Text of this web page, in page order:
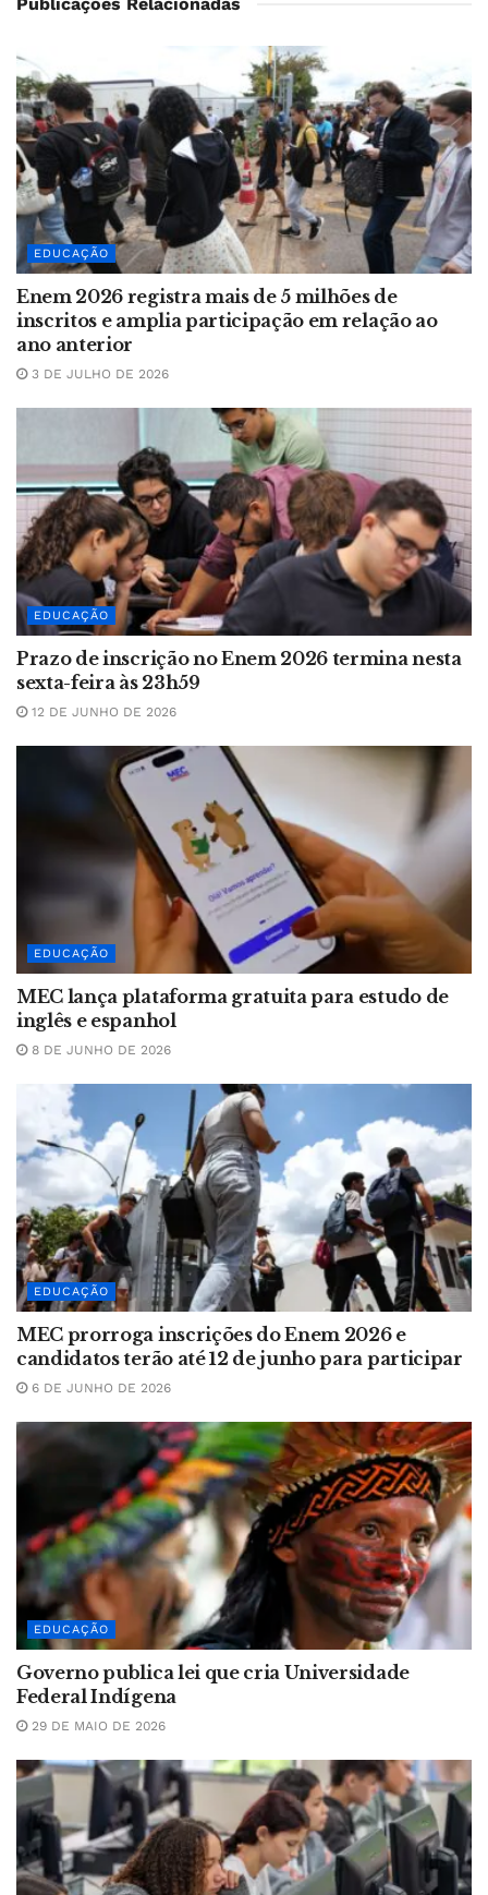
Publicações Relacionadas
EDUCAÇÃO
Enem 2026 registra mais de 5 milhões de
inscritos e amplia participação em relação ao
ano anterior
3 DE JULHO DE 2026
EDUCAÇÃO
Prazo de inscrição no Enem 2026 termina nesta
sexta-feira às 23h59
12 DE JUNHO DE 2026
EDUCAÇÃO
MEC lança plataforma gratuita para estudo de
inglês e espanhol
8 DE JUNHO DE 2026
EDUCAÇÃO
MEC prorroga inscrições do Enem 2026 e
candidatos terão até 12 de junho para participar
6 DE JUNHO DE 2026
EDUCAÇÃO
Governo publica lei que cria Universidade
Federal Indígena
29 DE MAIO DE 2026